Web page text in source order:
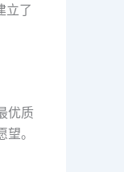
立了
优质
。